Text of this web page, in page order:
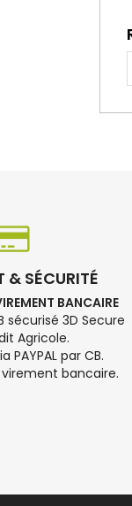
& SÉCURITÉ
BANCAIRE
sécurisé 3D Secure
Agricole.
PAYPAL par CB.
bancaire.